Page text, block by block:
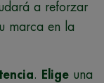
a reforzar
marca en la
. Elige una